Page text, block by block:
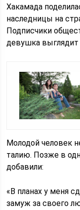
Хакамада
наследницы на
Подписчики
девушка выглядит
Молодой человек
талию. Позже в
добавили:
«В планах у меня
замуж за своего